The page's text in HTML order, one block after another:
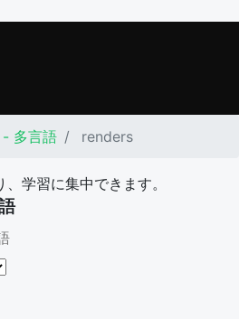
多言語 renders
学習に集中できます。